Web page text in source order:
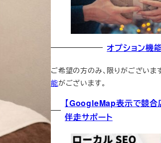
オプション機
ご希望の方のみ、限りがございま
能がございます。
【GoogleMap表示で競合
伴走サポート